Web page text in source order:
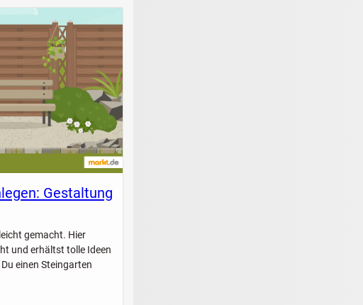
Gestaltung
gemacht. Hier
und erhältst tolle Ideen
einen Steingarten